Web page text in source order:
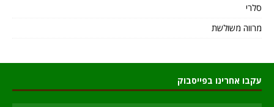
סלרי
מרווה משולשת
עקבו אחרינו בפייסבוק